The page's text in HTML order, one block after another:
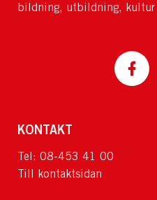
bildning, utbildning, kultur
KONTAKT
Tel: 08-453 41 00
Till kontaktsidan